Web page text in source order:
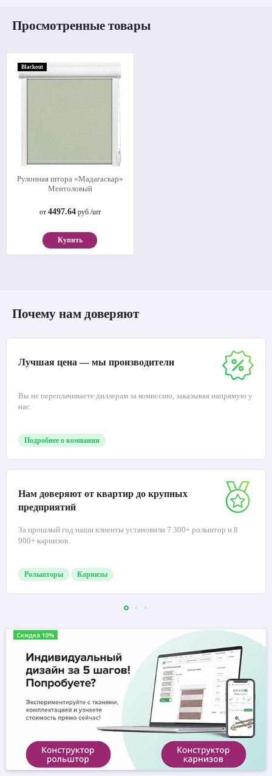
Просмотренные товары
Blackout
Рулонная штора «Мадагаскар»
Ментоловый
от 4497.64руб./шт
Купить
Почему нам доверяют
Лучшая цена — мы производители
Вы не переплачиваете диллерам за комиссию, заказывая напрямую у
нас.
Подробнее о компании
Нам доверяют от квартир до крупных
предприятий
За прошлый год наши клиенты установили 7 300+ рольштор и 8
900+ карнизов.
Рольшторы Карнизы